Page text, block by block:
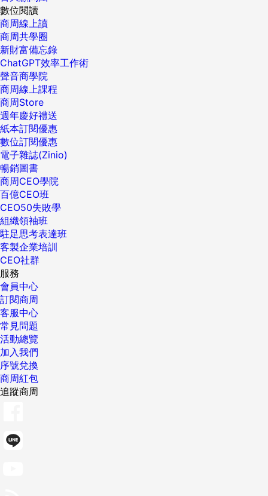
數位閱讀
商周線上讀
商周共學圈
新財富備忘錄
ChatGPT效率工作術
聲音商學院
商周線上課程
商周Store
週年慶好禮送
紙本訂閱優惠
數位訂閱優惠
電子雜誌(Zinio)
暢銷圖書
商周CEO學院
百億CEO班
CEO50失敗學
組織領袖班
駐足思考表達班
客製企業培訓
CEO社群
服務
會員中心
訂閱商周
客服中心
常見問題
活動總覽
加入我們
序號兌換
商周紅包
追蹤商周